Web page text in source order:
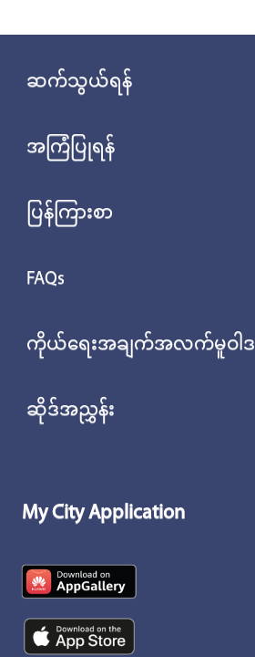
ဆက်သွယ်ရန်
အကြံပြုရန်
ပြန်ကြားစာ
FAQs
ကိုယ်ရေးအချက်အလက်မူဝါဒ
ဆိုဒ်အညွှန်း
My City Application